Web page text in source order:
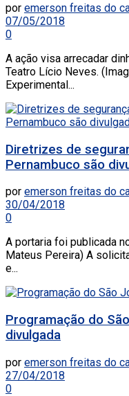
por emerson freitas do
07/05/2018
0
A ação visa arrecadar
Teatro Lício Neves.
Experimental...
Diretrizes de
Pernambuco são
por emerson freitas do
30/04/2018
0
A portaria foi publicada
Mateus Pereira) A
e...
Programação do
divulgada
por emerson freitas do
27/04/2018
0